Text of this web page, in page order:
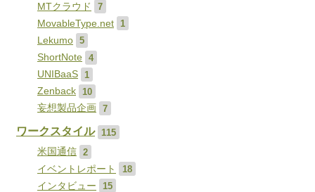
MTクラウド
7
MovableType.net
1
Lekumo
5
ShortNote
4
UNIBaaS
1
Zenback
10
妄想製品企画
7
ワークスタイル
115
米国通信
2
イベントレポート
18
インタビュー
15